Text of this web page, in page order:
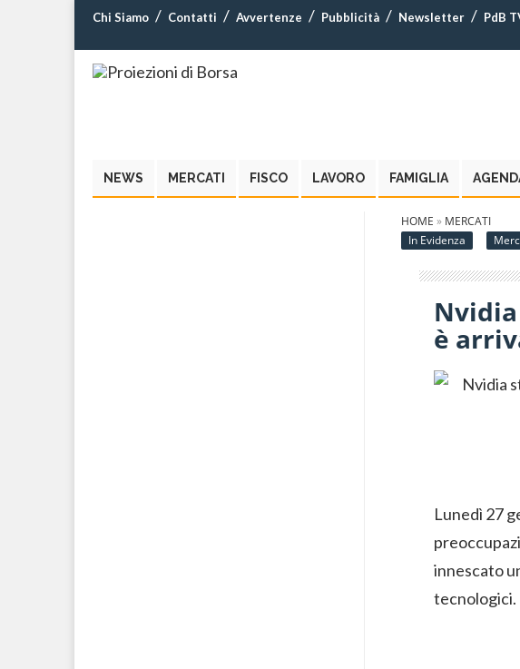
Chi Siamo Contatti Avvertenze Pubblicità Newsletter PdB
NEWS MERCATI FISCO LAVORO FAMIGLIA
HOME » MERCATI
In Evidenza
è
Lunedì 27
innescato
tecnologici.